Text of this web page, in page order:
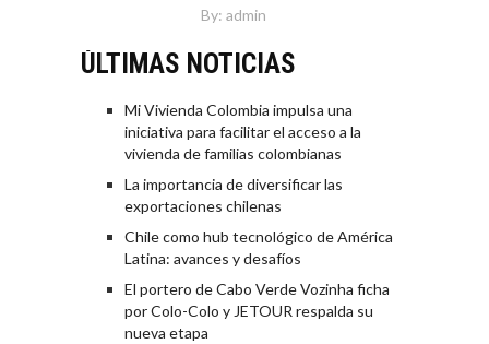
By: admin
ÚLTIMAS NOTICIAS
Mi Vivienda Colombia impulsa una
iniciativa para facilitar el acceso a la
vivienda de familias colombianas
La importancia de diversificar las
exportaciones chilenas
Chile como hub tecnológico de América
Latina: avances y desafíos
El portero de Cabo Verde Vozinha ficha
por Colo-Colo y JETOUR respalda su
nueva etapa